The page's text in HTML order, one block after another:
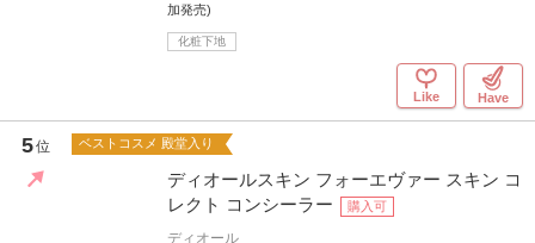
加発売)
化粧下地
Like Have
5位 ベストコスメ 殿堂入り
ディオールスキン フォーエヴァー スキン コ
レクト コンシーラー
購入可
ディオール